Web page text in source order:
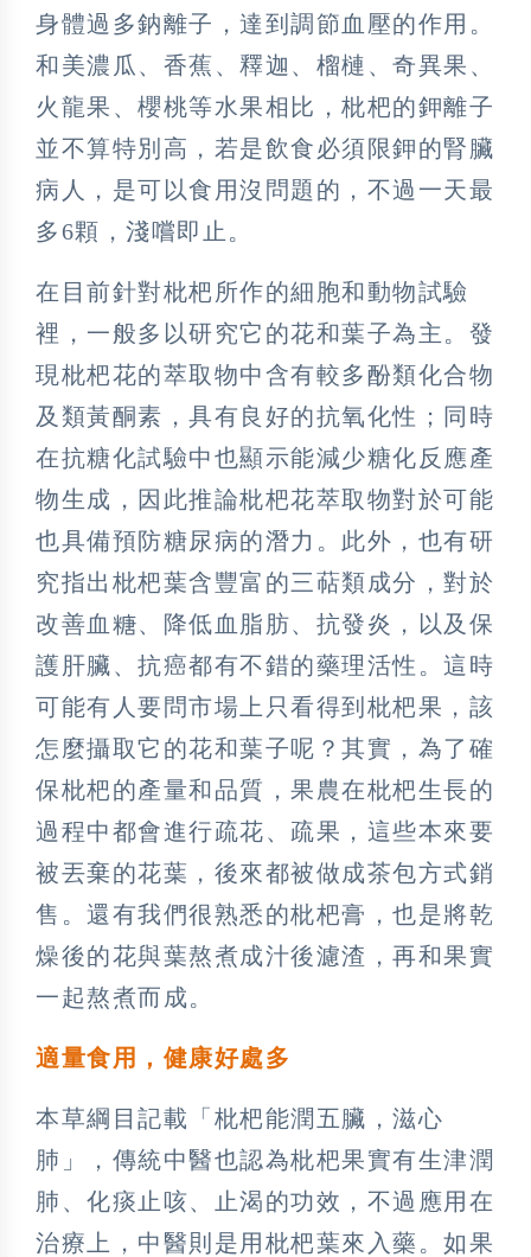
身體過多鈉離子，達到調節血壓的作用。
和美濃瓜、香蕉、釋迦、榴槤、奇異果、
火龍果、櫻桃等水果相比，枇杷的鉀離子
並不算特別高，若是飲食必須限鉀的腎臟
病人，是可以食用沒問題的，不過一天最
多6顆，淺嚐即止。
在目前針對枇杷所作的細胞和動物試驗
裡，一般多以研究它的花和葉子為主。發
現枇杷花的萃取物中含有較多酚類化合物
及類黃酮素，具有良好的抗氧化性；同時
在抗糖化試驗中也顯示能減少糖化反應產
物生成，因此推論枇杷花萃取物對於可能
也具備預防糖尿病的潛力。此外，也有研
究指出枇杷葉含豐富的三萜類成分，對於
改善血糖、降低血脂肪、抗發炎，以及保
護肝臟、抗癌都有不錯的藥理活性。這時
可能有人要問市場上只看得到枇杷果，該
怎麼攝取它的花和葉子呢？其實，為了確
保枇杷的產量和品質，果農在枇杷生長的
過程中都會進行疏花、疏果，這些本來要
被丟棄的花葉，後來都被做成茶包方式銷
售。還有我們很熟悉的枇杷膏，也是將乾
燥後的花與葉熬煮成汁後濾渣，再和果實
一起熬煮而成。
適量食用，健康好處多
本草綱目記載「枇杷能潤五臟，滋心
肺」，傳統中醫也認為枇杷果實有生津潤
肺、化痰止咳、止渴的功效，不過應用在
治療上，中醫則是用枇杷葉來入藥。如果